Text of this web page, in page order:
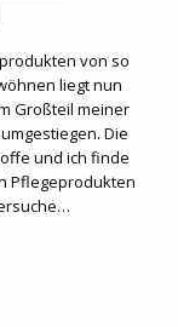
von so
liegt nun
Großteil meiner
Die
und ich finde
Pflegeprodukten